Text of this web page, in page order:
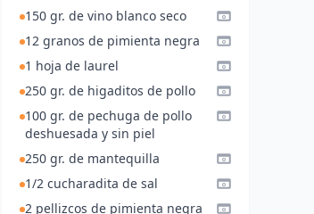
150 gr. de vino blanco seco
12 granos de pimienta negra
1 hoja de laurel
250 gr. de higaditos de pollo
100 gr. de pechuga de pollo
deshuesada y sin piel
250 gr. de mantequilla
1/2 cucharadita de sal
2 pellizcos de pimienta negra